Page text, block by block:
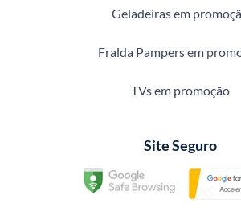
Geladeiras em
Fralda Pampers em
TVs em promoção
Site Seguro